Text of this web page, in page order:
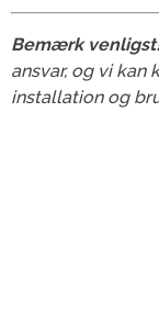
Bemærk
ansvar, og vi
installation og